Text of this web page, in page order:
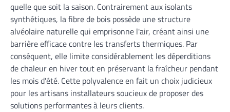
quelle que soit la saison. Contrairement aux isolants
synthétiques, la fibre de bois possède une structure
alvéolaire naturelle qui emprisonne l'air, créant ainsi une
barrière efficace contre les transferts thermiques. Par
conséquent, elle limite considérablement les déperditions
de chaleur en hiver tout en préservant la fraîcheur pendant
les mois d'été. Cette polyvalence en fait un choix judicieux
pour les artisans installateurs soucieux de proposer des
solutions performantes à leurs clients.